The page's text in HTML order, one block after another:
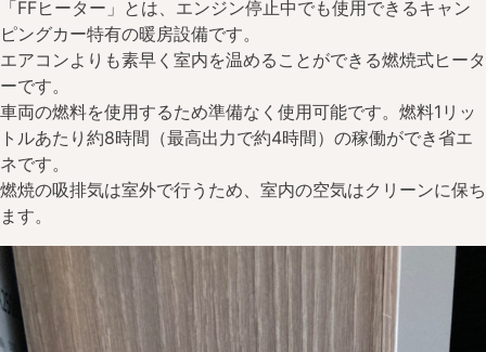
「FFヒーター」とは、エンジン停止中でも使用できるキャン
ピングカー特有の暖房設備です。
エアコンよりも素早く室内を温めることができる燃焼式ヒータ
ーです。
車両の燃料を使用するため準備なく使用可能です。燃料1リッ
トルあたり約8時間（最高出力で約4時間）の稼働ができ省エ
ネです。
燃焼の吸排気は室外で行うため、室内の空気はクリーンに保ち
ます。